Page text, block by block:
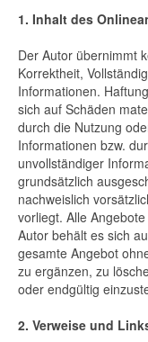
1. Inhalt des
Der Autor übernimmt
Korrektheit,
Informationen.
sich auf Schäden
durch die Nutzung
Informationen bzw.
unvollständiger
grundsätzlich
nachweislich
vorliegt. Alle
Autor behält es sich
gesamte Angebot
zu ergänzen, zu
oder endgültig
2. Verweise und